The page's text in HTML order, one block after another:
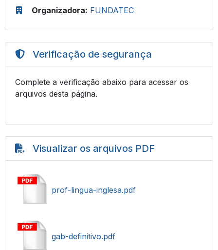
Organizadora: FUNDATEC
Verificação de segurança
Complete a verificação abaixo para acessar os
arquivos desta página.
Visualizar os arquivos PDF
prof-lingua-inglesa.pdf
gab-definitivo.pdf